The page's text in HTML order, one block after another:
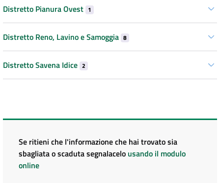
Distretto Pianura Ovest 1
Distretto Reno, Lavino e Samoggia 8
Distretto Savena Idice 2
Se ritieni che l'informazione che hai trovato sia
sbagliata o scaduta segnalacelo usando il modulo
online